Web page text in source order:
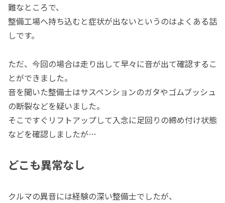
難なところで、
整備工場へ持ち込むと症状が出ないというのはよくある話
しです。
ただ、今回の場合は走り出して早々に音が出て確認するこ
とができました。
音を聞いた整備士はサスペンションのガタやゴムブッシュ
の断裂などを疑いました。
そこですぐリフトアップして入念に足回りの締め付け状態
などを確認しましたが…
どこも異常なし
クルマの異音には経験の深い整備士でしたが、